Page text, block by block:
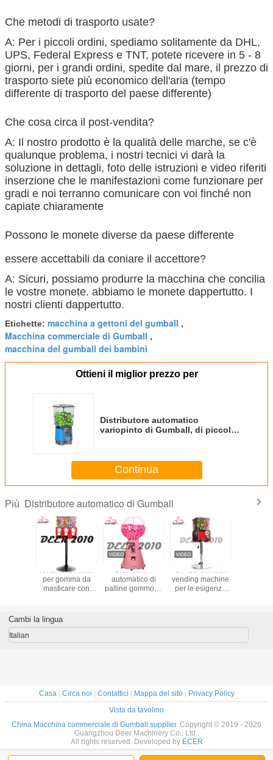
Che metodi di trasporto usate?
A: Per i piccoli ordini, spediamo solitamente da DHL,
UPS, Federal Express e TNT, potete ricevere in 5 - 8
giorni, per i grandi ordini, spedite dal mare, il prezzo di
trasporto siete più economico dell'aria (tempo
differente di trasporto del paese differente)
Che cosa circa il post-vendita?
A: Il nostro prodotto è la qualità delle marche, se c'è
qualunque problema, i nostri tecnici vi darà la
soluzione in dettagli, foto delle istruzioni e video riferiti
inserzione che le manifestazioni come funzionare per
gradi e noi terranno comunicare con voi finché non
capiate chiaramente
Possono le monete diverse da paese differente
essere accettabili da coniare il accettore?
A: Sicuri, possiamo produrre la macchina che concilia
le vostre monete. abbiamo le monete dappertutto. I
nostri clienti dappertutto.
Etichette: macchina a gettoni del gumball ,
Macchina commerciale di Gumball ,
macchina del gumball dei bambini
Ottieni il miglior prezzo per
Distributore automatico
variopinto di Gumball, di piccola
Continua
Più Distributore automatico di Gumball
Vendi macchinari
per gomma da
masticare con
protezione solare
impermeabile
Distributore
automatico di
palline gommose
automatico di
per alte
GV420 Gumball
vending machine
per le esigenze
Compatibility
Sam's
Cambi la lingua
Italian
Casa| Circa noi | Contattici | Mappa del sito| Privacy Policy
Vista da tavolino
China Macchina commerciale di Gumball supplier. Copyright © 2019 - 2026
Guangzhou Deer Machinery Co., Ltd..
All rights reserved. Developed by ECER